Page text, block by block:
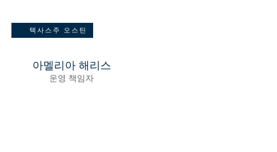
텍사스주 오스틴
아멜리아 해리스
운영 책임자